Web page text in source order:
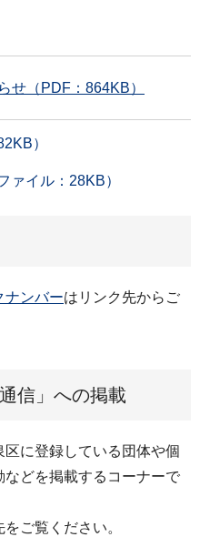
せ（PDF：864KB）
）
ァイル：28KB）
ナンバーはリンク先からご
信」への掲載
に登録している団体や個
などを掲載するコーナーで
ご覧ください。